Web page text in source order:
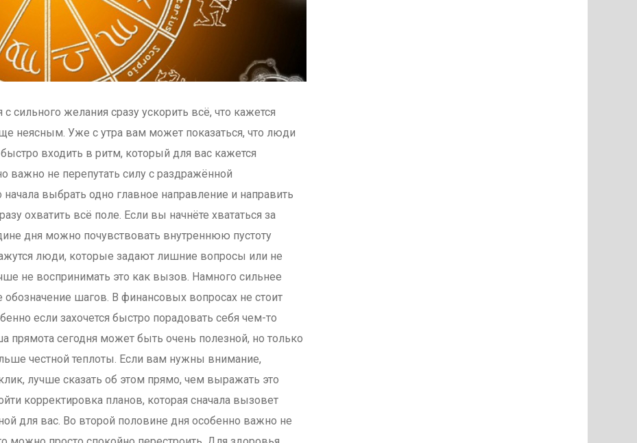
сильного желания сразу ускорить всё, что кажется
неясным. Уже с утра вам может показаться, что люди
входить в ритм, который для вас кажется
важно не перепутать силу с раздражённой
выбрать одно главное направление и направить
охватить всё поле. Если вы начнёте хвататься за
дня можно почувствовать внутреннюю пустоту
люди, которые задают лишние вопросы или не
не воспринимать это как вызов. Намного сильнее
обозначение шагов. В финансовых вопросах не стоит
если захочется быстро порадовать себя чем-то
сегодня может быть очень полезной, но только
честной теплоты. Если вам нужны внимание,
лучше сказать об этом прямо, чем выражать это
корректировка планов, которая сначала вызовет
для вас. Во второй половине дня особенно важно не